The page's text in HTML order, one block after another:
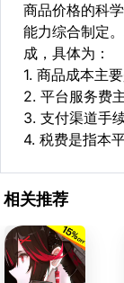
商品价格的科
能力综合制定
成，具体为：
1. 商品成本主
2. 平台服务费
3. 支付渠道手
4. 税费是指本
相关推荐